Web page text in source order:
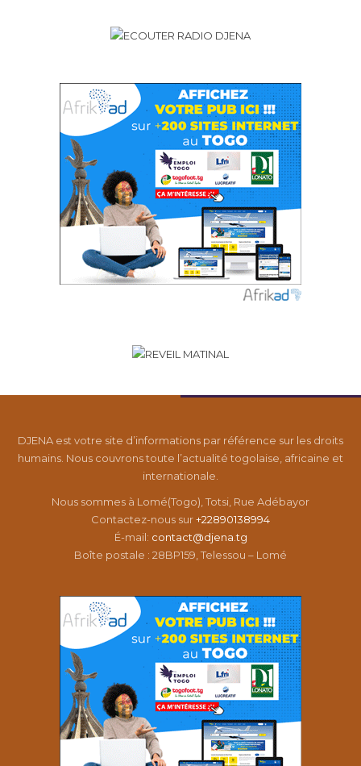
DJENA est votre site d’informations par référence sur les droits
humains. Nous couvrons toute l’actualité togolaise, africaine et
internationale.
Nous sommes à Lomé(Togo), Totsi, Rue Adébayor
Contactez-nous sur+22890138994
É-mail: contact@djena.tg
Boîte postale : 28BP159, Telessou – Lomé